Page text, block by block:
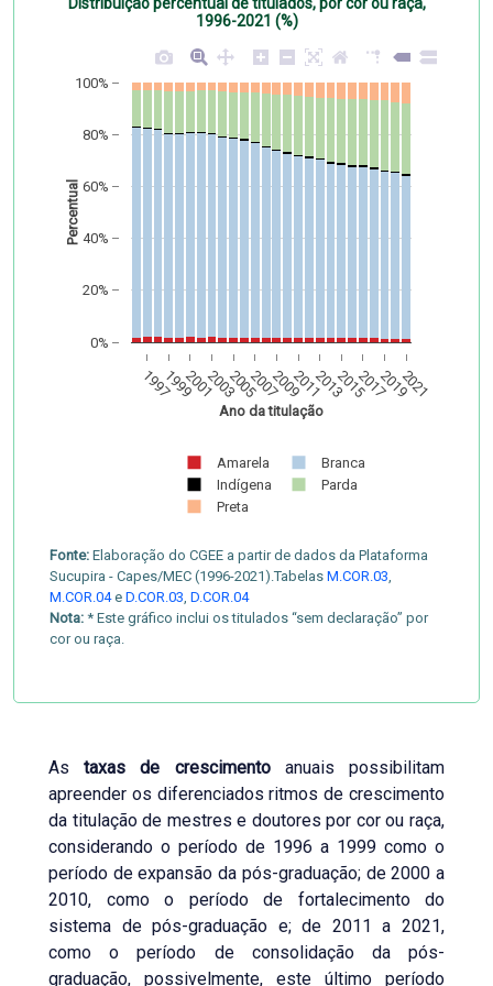
1996-2021 (%)
1997199920012003200520072009201120132015201720192021
0%
20%
40%
60%
80%
100%
Amarela
Branca
Indígena
Parda
Preta
Ano da titulação
Percentual
Fonte: Elaboração do CGEE a partir de dados da Plataforma
Sucupira - Capes/MEC (1996-2021).Tabelas M.COR.03
M.COR.04e D.COR.03 D.COR.04
Nota: * Este gráfico inclui os titulados “sem declaração” por
cor ou raça.
Astaxas de crescimentoanuais possibilitam
apreender os diferenciados ritmos de crescimento
da titulação de mestres e doutores por cor ou raça,
considerando o período de 1996 a 1999 como o
período de expansão da pós-graduação; de 2000 a
2010, como o período de fortalecimento do
sistema de pós-graduação e; de 2011 a 2021,
como o período de consolidação da pós-
graduação, possivelmente, este último período